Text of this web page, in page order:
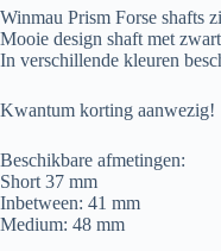
Winmau Prism Forse shafts
Mooie design shaft met
In verschillende kleuren
Kwantum korting aanwezig!
Beschikbare afmetingen:
Short 37 mm
Inbetween: 41 mm
Medium: 48 mm